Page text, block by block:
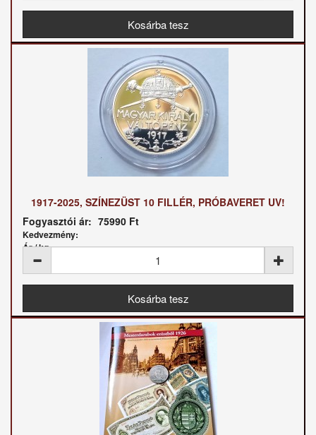
1917-2025, SZÍNEZÜST 10 FILLÉR, PRÓBAVERET UV!
Fogyasztói ár: 75990 Ft
Kedvezmény:
Ár / kg: